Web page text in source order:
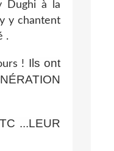
Dughi à la
y chantent
.
! Ils ont
...LEUR